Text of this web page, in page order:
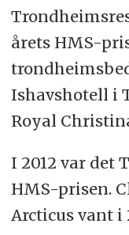
årets HMS-
Ishavshotell i
Royal
I 2012 var det
HMS-prisen.
Arcticus vant i